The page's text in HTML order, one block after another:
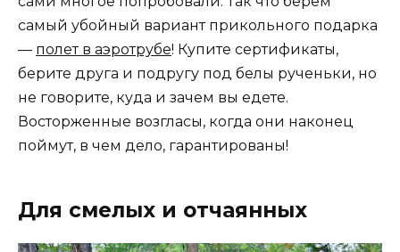
самый убойный вариант прикольного подарка
— полет в аэротрубе! Купите сертификаты,
берите друга и подругу под белы рученьки, но
не говорите, куда и зачем вы едете.
Восторженные возгласы, когда они наконец
поймут, в чем дело, гарантированы!
Для смелых и отчаянных